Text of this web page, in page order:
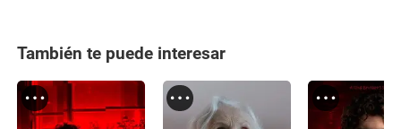
También te puede interesar